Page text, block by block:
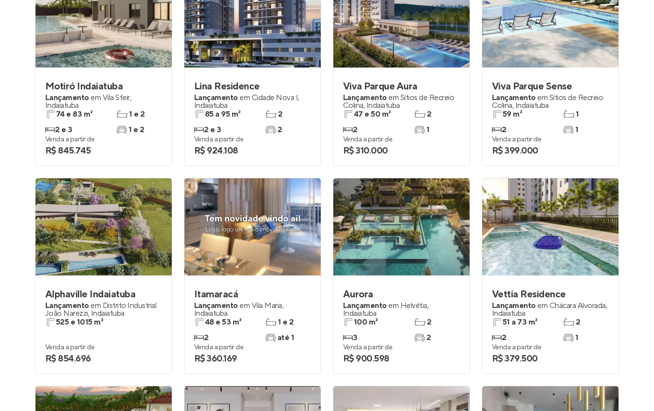
Motiró Indaiatuba
Lançamento em Vila Sfeir,
Indaiatuba
74 e 83 m²
2 e 3
1 e 2
1 e 2
Venda a partir de
R$ 845.745
Lina Residence
Lançamento em Cidade Nova I,
Indaiatuba
85 a 95 m²
2 e 3
2
2
Venda a partir de
R$ 924.108
Viva Parque Aura
Lançamento em Sítios de Recreio
Colina, Indaiatuba
47 e 50 m²
2
2
1
Venda a partir de
R$ 310.000
Viva Parque Sense
Lançamento em Sítios de Recreio
Colina, Indaiatuba
59 m²
2
1
1
Venda a partir de
R$ 399.000
Alphaville Indaiatuba
Lançamento em Distrito Industrial
João Narezzi, Indaiatuba
525 e 1015 m²
Venda a partir de
R$ 854.696
Itamaracá
Lançamento em Vila Maria,
Indaiatuba
48 e 53 m²
2
1 e 2
até 1
Venda a partir de
R$ 360.169
Aurora
Lançamento em Helvétia,
Indaiatuba
100 m²
3
2
2
Venda a partir de
R$ 900.598
Vettia Residence
Lançamento em Chácara Alvorada,
Indaiatuba
51 a 73 m²
2
2
1
Venda a partir de
R$ 379.500